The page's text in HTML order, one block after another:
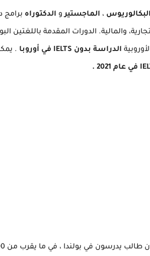
البكالوريوس ، الماجستيرو الدكتوراه برامج
والمالية. الدورات المقدمة باللغتين
الدراسة بدون IELTS في أوروبا .
.